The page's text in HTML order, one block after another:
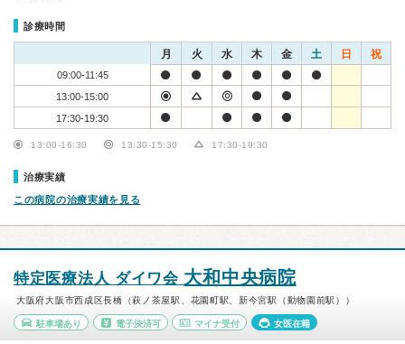
診療時間
月 火 水 木 金 土 日 祝
09:00-11:45
13:00-15:00
17:30-19:30
13:00-16:30 13:30-15:30 17:30-19:30
治療実績
この病院の治療実績を見る
特定医療法人 ダイワ会 大和中央病院
大阪府大阪市西成区長橋（萩ノ茶屋駅、花園町駅、新今宮駅（動物園前駅））
駐車場あり 電子決済可 マイナ受付 女医在籍